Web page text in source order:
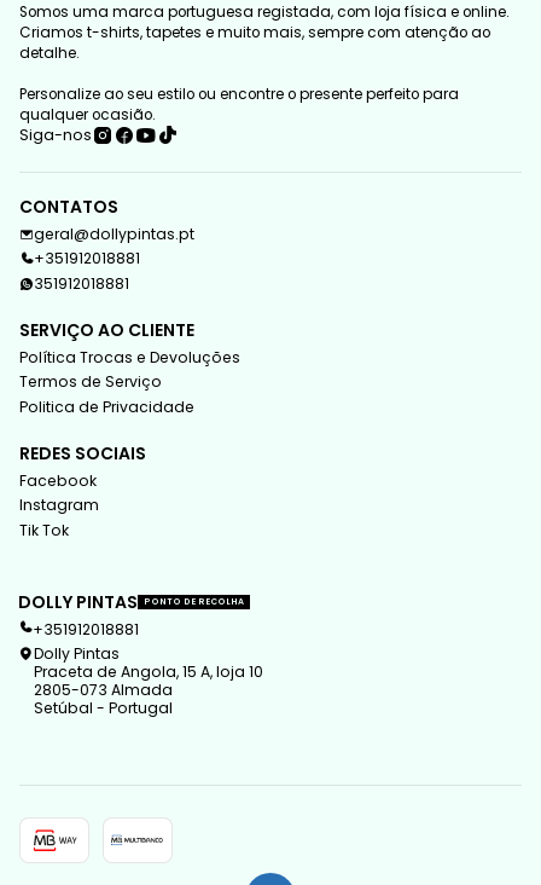
Somos uma marca portuguesa registada, com loja física e online.
Criamos t-shirts, tapetes e muito mais, sempre com atenção ao
detalhe.
Personalize ao seu estilo ou encontre o presente perfeito para
qualquer ocasião.
Siga-nos
CONTATOS
geral@dollypintas.pt
+351912018881
351912018881
SERVIÇO AO CLIENTE
Política Trocas e Devoluções
Termos de Serviço
Politica de Privacidade
REDES SOCIAIS
Facebook
Instagram
Tik Tok
DOLLY PINTAS PONTO DE RECOLHA
+351912018881
Dolly Pintas
Praceta de Angola, 15 A, loja 10
2805-073 Almada
Setúbal - Portugal